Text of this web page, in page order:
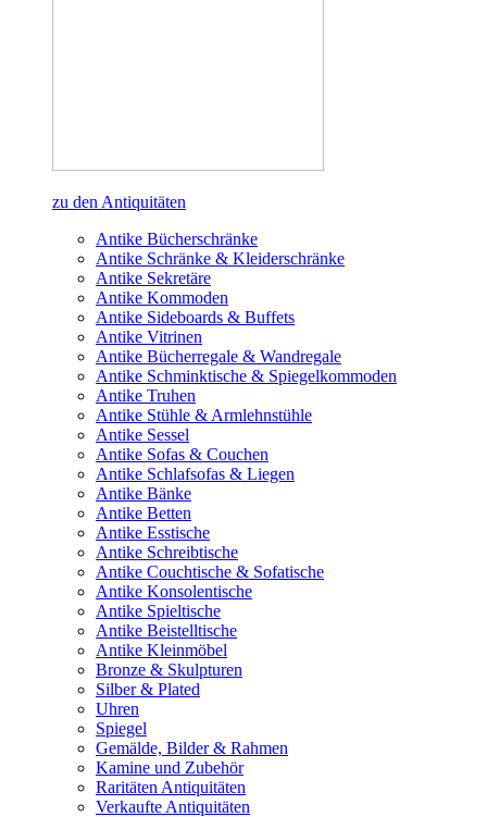
zu den Antiquitäten
Antike Bücherschränke
Antike Schränke & Kleiderschränke
Antike Sekretäre
Antike Kommoden
Antike Sideboards & Buffets
Antike Vitrinen
Antike Bücherregale & Wandregale
Antike Schminktische & Spiegelkommoden
Antike Truhen
Antike Stühle & Armlehnstühle
Antike Sessel
Antike Sofas & Couchen
Antike Schlafsofas & Liegen
Antike Bänke
Antike Betten
Antike Esstische
Antike Schreibtische
Antike Couchtische & Sofatische
Antike Konsolentische
Antike Spieltische
Antike Beistelltische
Antike Kleinmöbel
Bronze & Skulpturen
Silber & Plated
Uhren
Spiegel
Gemälde, Bilder & Rahmen
Kamine und Zubehör
Raritäten Antiquitäten
Verkaufte Antiquitäten